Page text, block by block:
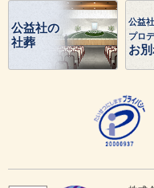
公益社の
社葬
公益
プロ
お